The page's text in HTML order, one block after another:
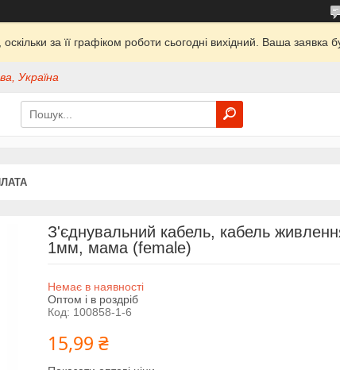
за її графіком роботи сьогодні вихідний. Ваша
Україна
З'єднувальний кабель, кабель
1мм, мама (female)
Немає в наявності
Оптом і в роздріб
Код: 100858-1-6
15,99 ₴